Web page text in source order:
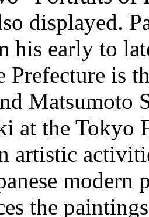
displayed.
his early to
is
Matsumoto
at the Tokyo
artistic
modern
the